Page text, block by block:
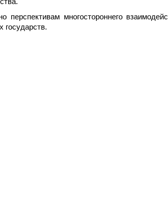
перспективам многостороннего
государств.